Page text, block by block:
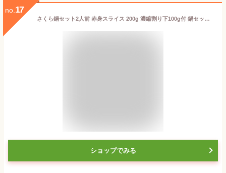
no. 17
さくら鍋セット2人前 赤身スライス 200g 濃縮割り下100g付 鍋セット すき焼き しゃぶしゃぶ 馬肉赤身 スライス 父の日ギフト 2026 桜鍋 桜なべ さくらなべ さくら鍋 薄切り うす切り 鍋 肉
ショップでみる